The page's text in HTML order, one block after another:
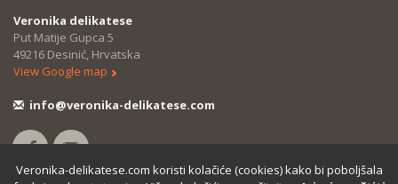
Veronika delikatese
Put Matije Gupca 5
49216 Desinić, Hrvatska
View Google map
info@veronika-delikatese.com
Veronika-delikatese.com koristi kolačiće (cookies) kako bi poboljšala